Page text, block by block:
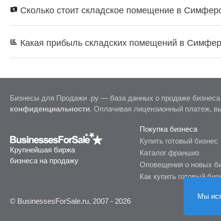
Сколько стоит складское помещение в
Какая прибыль складских помещений в
Бизнесы для Продажи .ру — база данных о продаже
конфиденциальности. Оплачивая лицензионный платеж,
Крупнейшая биржа
бизнеса на продажу
Покупка бизнеса
Купить готовый бизнес
Каталог франшиз
Оповещения о новых
Как купить готовый
© BusinessesForSale.ru, 2007 - 2026
Мы